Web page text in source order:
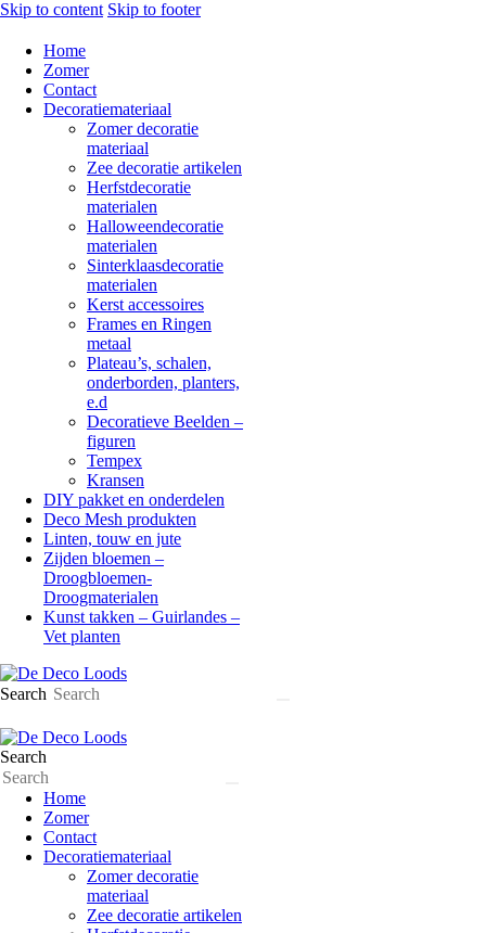
Skip to content Skip to footer
Home
Zomer
Contact
Decoratiemateriaal
Zomer decoratie
materiaal
Zee decoratie artikelen
Herfstdecoratie
materialen
Halloweendecoratie
materialen
Sinterklaasdecoratie
materialen
Kerst accessoires
Frames en Ringen
metaal
Plateau’s, schalen,
onderborden, planters,
e.d
Decoratieve Beelden –
figuren
Tempex
Kransen
DIY pakket en onderdelen
Deco Mesh produkten
Linten, touw en jute
Zijden bloemen –
Droogbloemen-
Droogmaterialen
Kunst takken – Guirlandes –
Vet planten
Search
Search
Home
Zomer
Contact
Decoratiemateriaal
Zomer decoratie
materiaal
Zee decoratie artikelen